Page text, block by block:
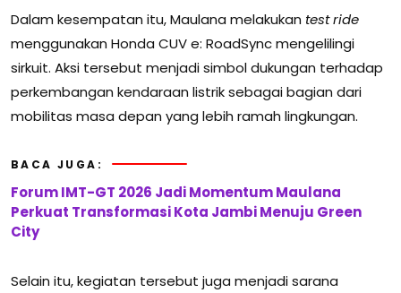
Dalam kesempatan itu, Maulana melakukan test ride
menggunakan Honda CUV e: RoadSync mengelilingi
sirkuit. Aksi tersebut menjadi simbol dukungan terhadap
perkembangan kendaraan listrik sebagai bagian dari
mobilitas masa depan yang lebih ramah lingkungan.
BACA JUGA:
Forum IMT-GT 2026 Jadi Momentum Maulana
Perkuat Transformasi Kota Jambi Menuju Green
City
Selain itu, kegiatan tersebut juga menjadi sarana